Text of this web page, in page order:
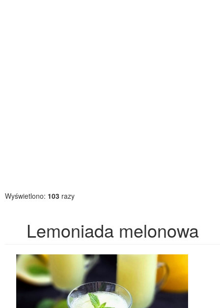
Wyświetlono: 103 razy
Lemoniada melonowa